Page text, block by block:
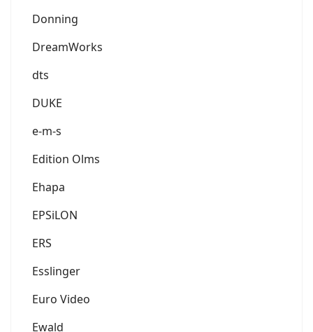
Donning
DreamWorks
dts
DUKE
e-m-s
Edition Olms
Ehapa
EPSiLON
ERS
Esslinger
Euro Video
Ewald